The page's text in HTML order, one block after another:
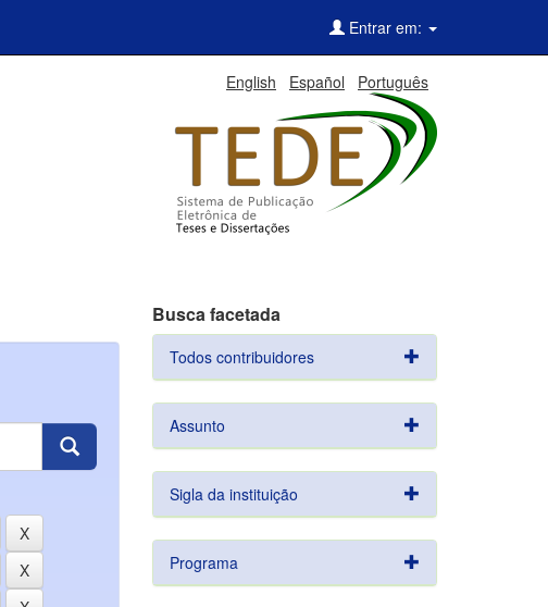
Entrar em:
English Español Português
Busca facetada
Todos contribuidores
Assunto
Sigla da instituição
Programa